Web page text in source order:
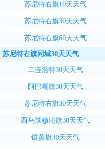
苏尼特右旗10天天气
苏尼特右旗30天天气
苏尼特右旗60天天气
苏尼特右旗同城30天天气
二连浩特30天天气
阿巴嘎旗30天天气
苏尼特右旗30天天气
西乌珠穆沁旗30天天气
镶黄旗30天天气